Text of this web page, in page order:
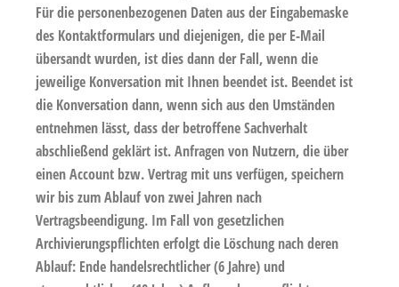
Für die personenbezogenen Daten aus der Eingabemaske
des Kontaktformulars und diejenigen, die per E-Mail
übersandt wurden, ist dies dann der Fall, wenn die
jeweilige Konversation mit Ihnen beendet ist. Beendet ist
die Konversation dann, wenn sich aus den Umständen
entnehmen lässt, dass der betroffene Sachverhalt
abschließend geklärt ist. Anfragen von Nutzern, die über
einen Account bzw. Vertrag mit uns verfügen, speichern
wir bis zum Ablauf von zwei Jahren nach
Vertragsbeendigung. Im Fall von gesetzlichen
Archivierungspflichten erfolgt die Löschung nach deren
Ablauf: Ende handelsrechtlicher (6 Jahre) und